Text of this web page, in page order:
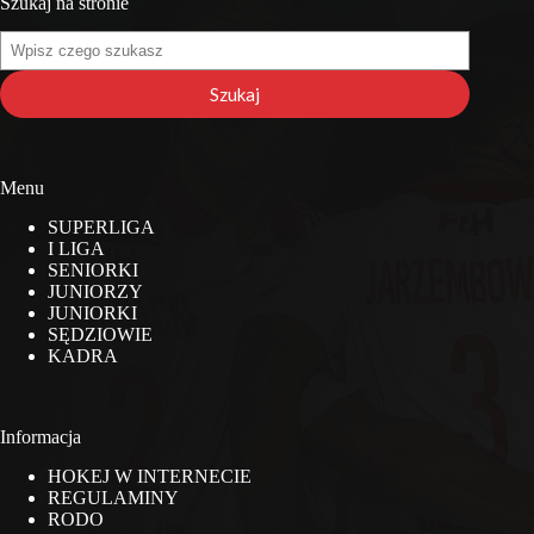
Szukaj
na
stronie
Szukaj
Menu
SUPERLIGA
I LIGA
SENIORKI
JUNIORZY
JUNIORKI
SĘDZIOWIE
KADRA
Informacja
HOKEJ W INTERNECIE
REGULAMINY
RODO